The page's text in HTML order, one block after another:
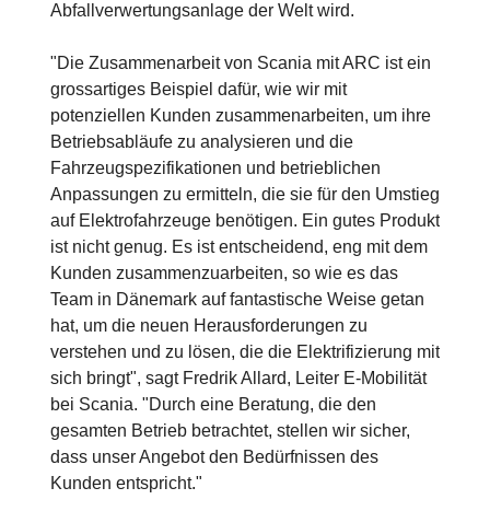
Abfallverwertungsanlage der Welt wird.
"Die Zusammenarbeit von Scania mit ARC ist ein
grossartiges Beispiel dafür, wie wir mit
potenziellen Kunden zusammenarbeiten, um ihre
Betriebsabläufe zu analysieren und die
Fahrzeugspezifikationen und betrieblichen
Anpassungen zu ermitteln, die sie für den Umstieg
auf Elektrofahrzeuge benötigen. Ein gutes Produkt
ist nicht genug. Es ist entscheidend, eng mit dem
Kunden zusammenzuarbeiten, so wie es das
Team in Dänemark auf fantastische Weise getan
hat, um die neuen Herausforderungen zu
verstehen und zu lösen, die die Elektrifizierung mit
sich bringt", sagt Fredrik Allard, Leiter E-Mobilität
bei Scania. "Durch eine Beratung, die den
gesamten Betrieb betrachtet, stellen wir sicher,
dass unser Angebot den Bedürfnissen des
Kunden entspricht."